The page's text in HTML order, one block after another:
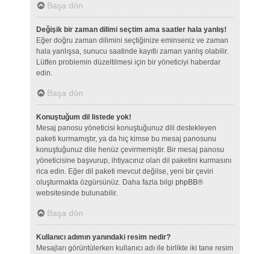
Başa dön
Değişik bir zaman dilimi seçtim ama saatler hala yanlış!
Eğer doğru zaman dilimini seçtiğinize eminseniz ve zaman
hala yanlışsa, sunucu saatinde kayıtlı zaman yanlış olabilir.
Lütfen problemin düzeltilmesi için bir yöneticiyi haberdar
edin.
Başa dön
Konuştuğum dil listede yok!
Mesaj panosu yöneticisi konuştuğunuz dili destekleyen
paketi kurmamıştır, ya da hiç kimse bu mesaj panosunu
konuştuğunuz dile henüz çevirmemiştir. Bir mesaj panosu
yöneticisine başvurup, ihtiyacınız olan dil paketini kurmasını
rica edin. Eğer dil paketi mevcut değilse, yeni bir çeviri
oluşturmakta özgürsünüz. Daha fazla bilgi phpBB®
websitesinde bulunabilir.
Başa dön
Kullanıcı adımın yanındaki resim nedir?
Mesajları görüntülerken kullanıcı adı ile birlikte iki tane resim